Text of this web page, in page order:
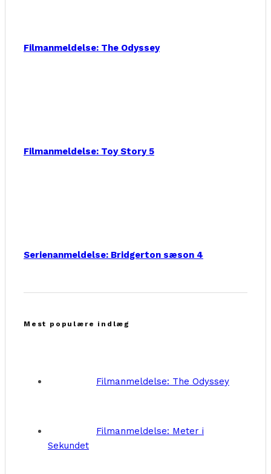
Filmanmeldelse: The Odyssey
Filmanmeldelse: Toy Story 5
Serienanmeldelse: Bridgerton sæson 4
Mest populære indlæg
Filmanmeldelse: The Odyssey
Filmanmeldelse: Meter i
Sekundet